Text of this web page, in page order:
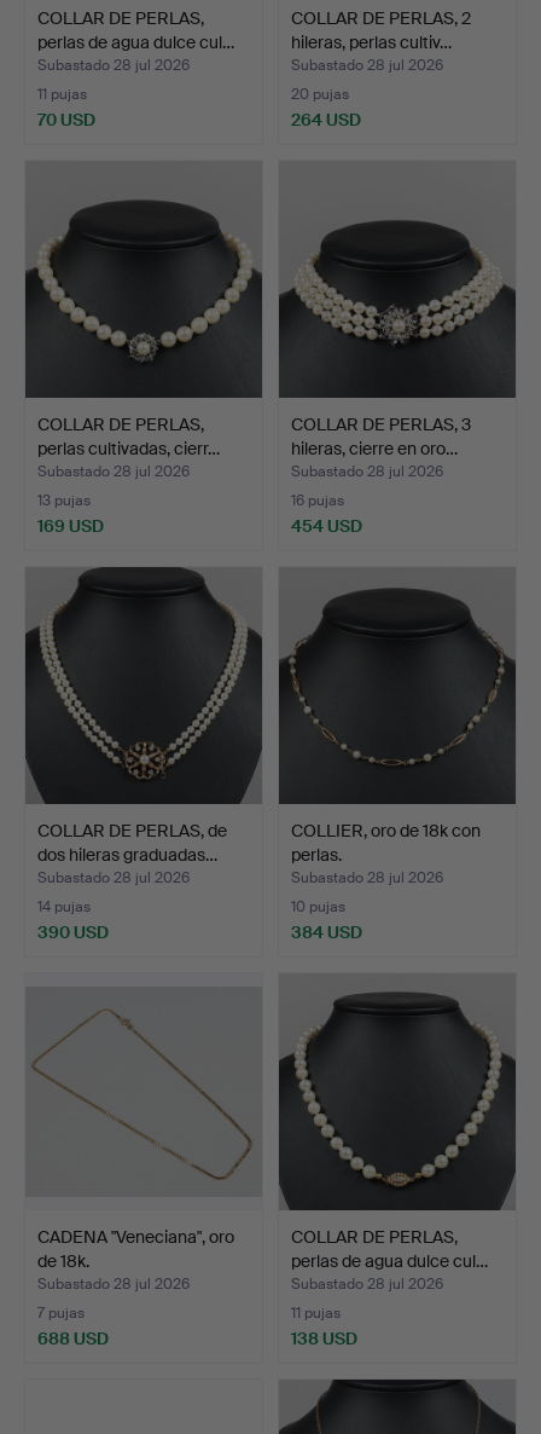
COLLAR DE PERLAS,
perlas de agua dulce cul…
Subastado 28 jul 2026
11 pujas
70 USD
COLLAR DE PERLAS, 2
hileras, perlas cultiv…
Subastado 28 jul 2026
20 pujas
264 USD
COLLAR DE PERLAS,
perlas cultivadas, cierr…
Subastado 28 jul 2026
13 pujas
169 USD
COLLAR DE PERLAS, 3
hileras, cierre en oro…
Subastado 28 jul 2026
16 pujas
454 USD
COLLAR DE PERLAS, de
dos hileras graduadas…
Subastado 28 jul 2026
14 pujas
390 USD
COLLIER, oro de 18k con
perlas.
Subastado 28 jul 2026
10 pujas
384 USD
CADENA "Veneciana", oro
de 18k.
Subastado 28 jul 2026
7 pujas
688 USD
COLLAR DE PERLAS,
perlas de agua dulce cul…
Subastado 28 jul 2026
11 pujas
138 USD